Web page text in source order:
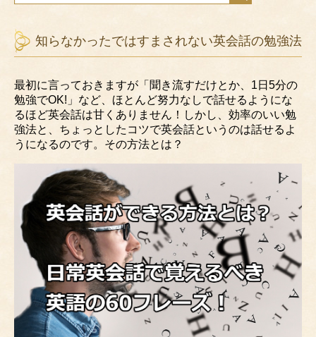
知らなかったではすまされない英会話の勉強法
最初に言っておきますが「聞き流すだけとか、1日5分の
勉強でOK!」など、ほとんど努力なしで話せるようにな
るほど英会話は甘くありません！しかし、効率のいい勉
強法と、ちょっとしたコツで英会話というのは話せるよ
うになるのです。その方法とは？